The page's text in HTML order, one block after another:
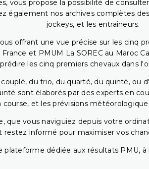
vous propose la possibilité de
également nos archives complètes
jockeys, et les entraîneurs.
offrant une vue précise sur les cinq
et PMUM La SOREC au Maroc
prédire les cinq premiers chevaux dans
du trio, du quarté, du quinté, ou
sont élaborés par des experts en
course, et les prévisions
que vous naviguiez depuis votre
informé pour maximiser vos
dédiée aux résultats PMU,